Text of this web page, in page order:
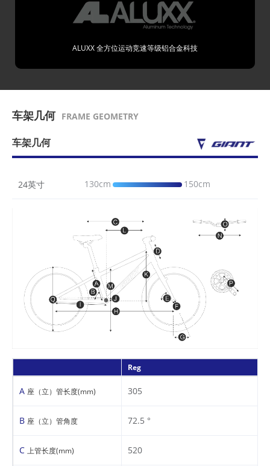
ALUXX 全方位运动竞速等级铝合金科技
车架几何 FRAME GEOMETRY
车架几何
24英寸 130cm 150cm
Reg
A 座（立）管长度(mm) 305
B 座（立）管角度 72.5 °
C 上管长度(mm) 520